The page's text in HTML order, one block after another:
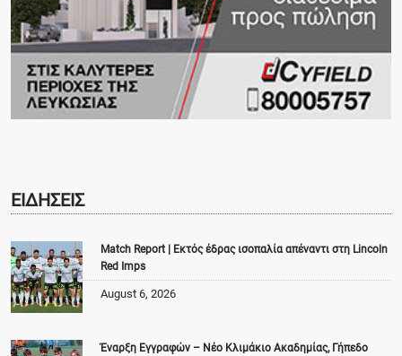
ΕΙΔΗΣΕΙΣ
Match Report | Εκτός έδρας ισοπαλία απέναντι στη Lincoln
Red Imps
August 6, 2026
Έναρξη Εγγραφών – Νέο Κλιμάκιο Ακαδημίας, Γήπεδο